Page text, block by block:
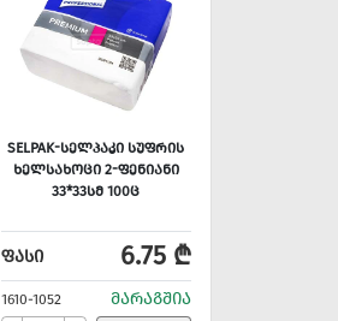
SELPAK-ᲡᲔᲚᲞᲐᲙᲘ ᲡᲣᲤᲠᲘᲡ
ᲮᲔᲚᲡᲐᲮᲝᲪᲘ 2-ᲤᲔᲜᲘᲐᲜᲘ
33*33ᲡᲛ 100Ც
ᲤᲐᲡᲘ 6.75 ₾
1610-1052 ᲛᲐᲠᲐᲒᲨᲘᲐ